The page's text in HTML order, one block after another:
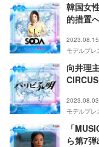
韓国女
的措置
モデルプレ
向井理
モデルプレ
「
ら第7